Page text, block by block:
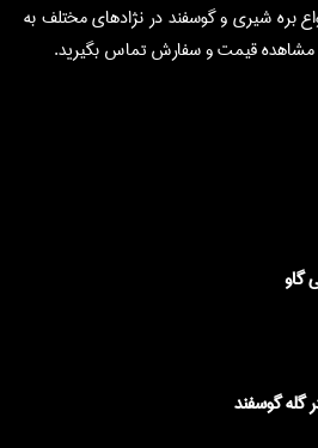
بره شیری و گوسفند در نژادهای مختلف به
مشاهده قیمت و سفارش تماس بگیرید.
گاو
گله گوسفند